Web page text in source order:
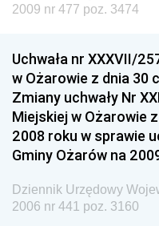
Dziennik Urzędowy
Dziennik Urzędowy
Dziennik Urzędowy
Dziennik Urzędowy
Sportu
Dziennik Urzędowy
Dziennik Urzędowy
Dziennik Urzędowy
2009 nr 477 poz. 3474
Uchwała nr XXXVII/
w Ożarowie z dnia 30
Zmiany uchwały Nr
Miejskiej w Ożarowie
2008 roku w sprawie
Gminy Ożarów na
Dziennik Urzędowy
2006 nr 441 poz. 3160